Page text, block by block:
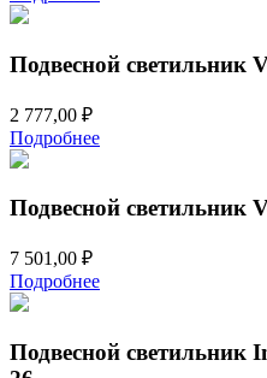
Подвесной светильник
2 777,00 ₽
Подробнее
Подвесной светильник
7 501,00 ₽
Подробнее
Подвесной светильник